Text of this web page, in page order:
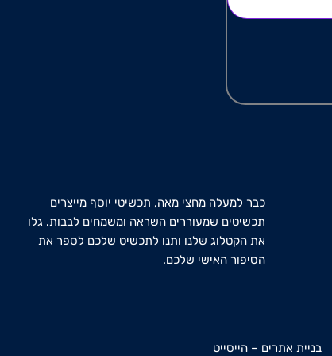
כבר למעלה מחצי מאה, תכשיטי יוסף מייצרים
תכשיטים שמעוררים השראה ומשמחים לבבות. גלו
את הקטלוג שלנו ותנו לתכשיט שלכם לספר את
הסיפור האישי שלכם.
בניית אתרים –הייסייט